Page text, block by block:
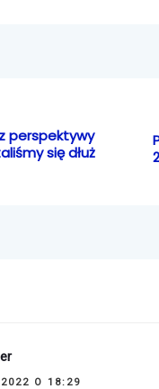
perspektywy
się dłuż
O 18:29